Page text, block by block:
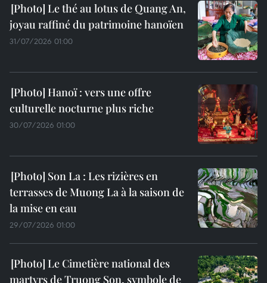
Le thé au lotus de Quang An,
joyau raffiné du patrimoine hanoïen
31/07/2026 01:00
Hanoï : vers une offre
culturelle nocturne plus riche
30/07/2026 01:00
Son La : Les rizières en
terrasses de Muong La à la saison de
la mise en eau
29/07/2026 01:00
Le Cimetière national des
martyrs de Truong Son, symbole de